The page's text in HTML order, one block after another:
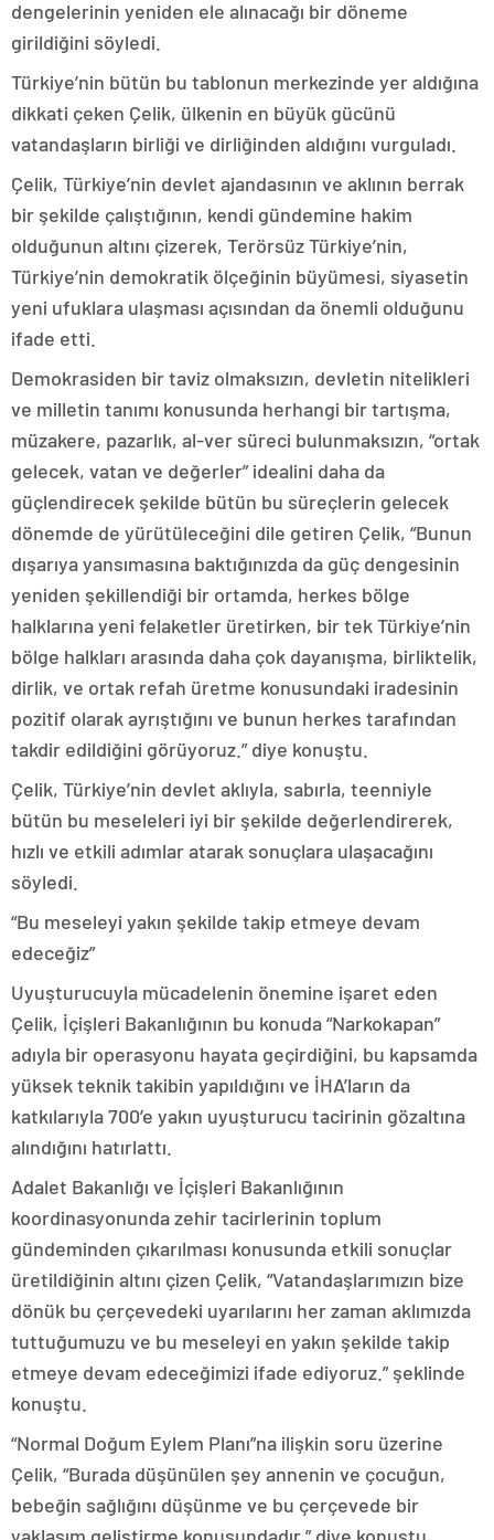
dengelerinin yeniden ele alınacağı bir döneme
girildiğini söyledi.
Türkiye’nin bütün bu tablonun merkezinde yer aldığına
dikkati çeken Çelik, ülkenin en büyük gücünü
vatandaşların birliği ve dirliğinden aldığını vurguladı.
Çelik, Türkiye’nin devlet ajandasının ve aklının berrak
bir şekilde çalıştığının, kendi gündemine hakim
olduğunun altını çizerek, Terörsüz Türkiye’nin,
Türkiye’nin demokratik ölçeğinin büyümesi, siyasetin
yeni ufuklara ulaşması açısından da önemli olduğunu
ifade etti.
Demokrasiden bir taviz olmaksızın, devletin nitelikleri
ve milletin tanımı konusunda herhangi bir tartışma,
müzakere, pazarlık, al-ver süreci bulunmaksızın, “ortak
gelecek, vatan ve değerler” idealini daha da
güçlendirecek şekilde bütün bu süreçlerin gelecek
dönemde de yürütüleceğini dile getiren Çelik, “Bunun
dışarıya yansımasına baktığınızda da güç dengesinin
yeniden şekillendiği bir ortamda, herkes bölge
halklarına yeni felaketler üretirken, bir tek Türkiye’nin
bölge halkları arasında daha çok dayanışma, birliktelik,
dirlik, ve ortak refah üretme konusundaki iradesinin
pozitif olarak ayrıştığını ve bunun herkes tarafından
takdir edildiğini görüyoruz.” diye konuştu.
Çelik, Türkiye’nin devlet aklıyla, sabırla, teenniyle
bütün bu meseleleri iyi bir şekilde değerlendirerek,
hızlı ve etkili adımlar atarak sonuçlara ulaşacağını
söyledi.
“Bu meseleyi yakın şekilde takip etmeye devam
edeceğiz”
Uyuşturucuyla mücadelenin önemine işaret eden
Çelik, İçişleri Bakanlığının bu konuda “Narkokapan”
adıyla bir operasyonu hayata geçirdiğini, bu kapsamda
yüksek teknik takibin yapıldığını ve İHA’ların da
katkılarıyla 700’e yakın uyuşturucu tacirinin gözaltına
alındığını hatırlattı.
Adalet Bakanlığı ve İçişleri Bakanlığının
koordinasyonunda zehir tacirlerinin toplum
gündeminden çıkarılması konusunda etkili sonuçlar
üretildiğinin altını çizen Çelik, “Vatandaşlarımızın bize
dönük bu çerçevedeki uyarılarını her zaman aklımızda
tuttuğumuzu ve bu meseleyi en yakın şekilde takip
etmeye devam edeceğimizi ifade ediyoruz.” şeklinde
konuştu.
“Normal Doğum Eylem Planı”na ilişkin soru üzerine
Çelik, “Burada düşünülen şey annenin ve çocuğun,
bebeğin sağlığını düşünme ve bu çerçevede bir
yaklaşım geliştirme konusundadır.” diye konuştu.